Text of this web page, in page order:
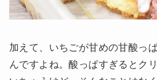
加えて、いちごが甘めの甘酸っ
んですよね。酸っぱすぎるとク